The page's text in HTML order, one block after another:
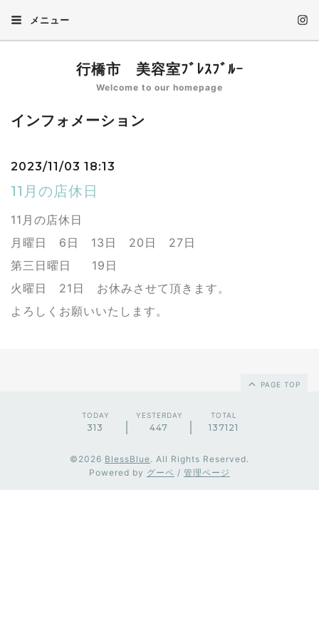
メニュー
行橋市 美容室ﾌﾞﾚｽﾌﾞﾙｰ
Welcome to our homepage
インフォメーション
2023/11/03 18:13
11月の店休日
11月の店休日
月曜日 6日 13日 20日 27日
第三日曜日 19日
火曜日 21日 お休みさせて頂きます。
よろしくお願いいたします。
PAGE TOP
TODAY
313
YESTERDAY
447
TOTAL
137121
©2026 BlessBlue. All Rights Reserved.
Powered by グーペ / 管理ページ